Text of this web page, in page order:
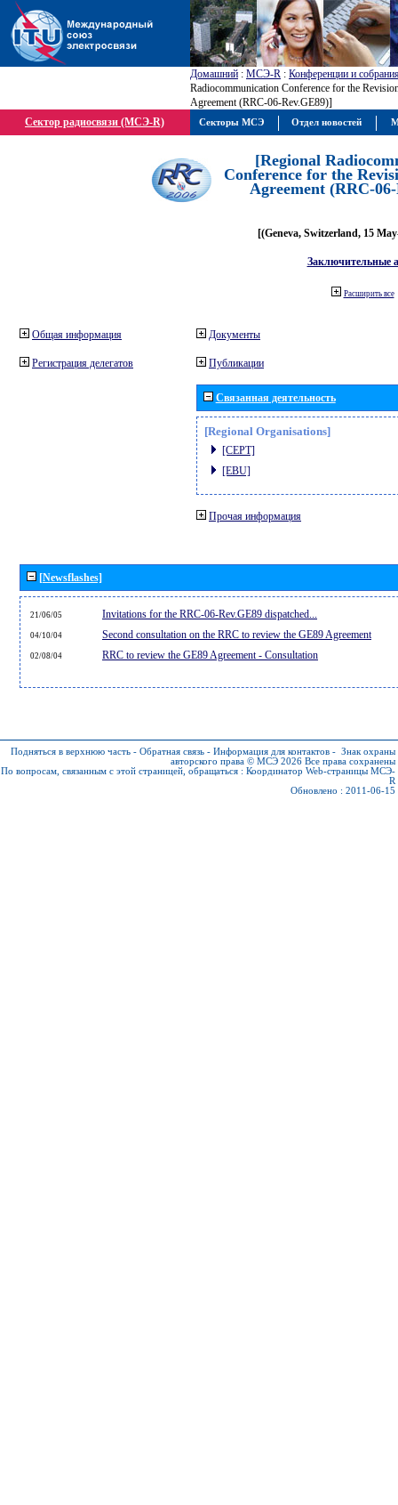
Домашний : МСЭ-R : Конференции и
Radiocommunication Conference for the
Agreement (RRC-06-Rev.GE89)]
Сектор радиосвязи (МСЭ-R)
[Regional
Conference for the
Agreement (RRC-
[(Geneva, Switzerland, 15
Заключительные
Расширить все
Общая информация
Регистрация делегатов
Документы
Публикации
Связанная деятельность
[Regional Organisations]
[CEPT]
[EBU]
Прочая информация
[Newsflashes]
21/06/05 Invitations for the RRC-06-Rev.GE89 dispatched...
04/10/04 Second consultation on the RRC to review the GE89 Agreement
02/08/04 RRC to review the GE89 Agreement - Consultation
Подняться в верхнюю часть - Обратная связь - Информация для контактов - Знак охраны
авторского права © МСЭ 2026 Все права сохранены
По вопросам, связанным с этой страницей, обращаться : Координатор Web-страницы МСЭ-
R
Обновлено : 2011-06-15
Секторы МСЭ Отдел новостей